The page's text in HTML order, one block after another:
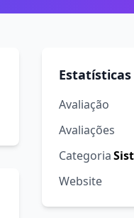
Estatísticas
Avaliação
Avaliações
Categoria
Website